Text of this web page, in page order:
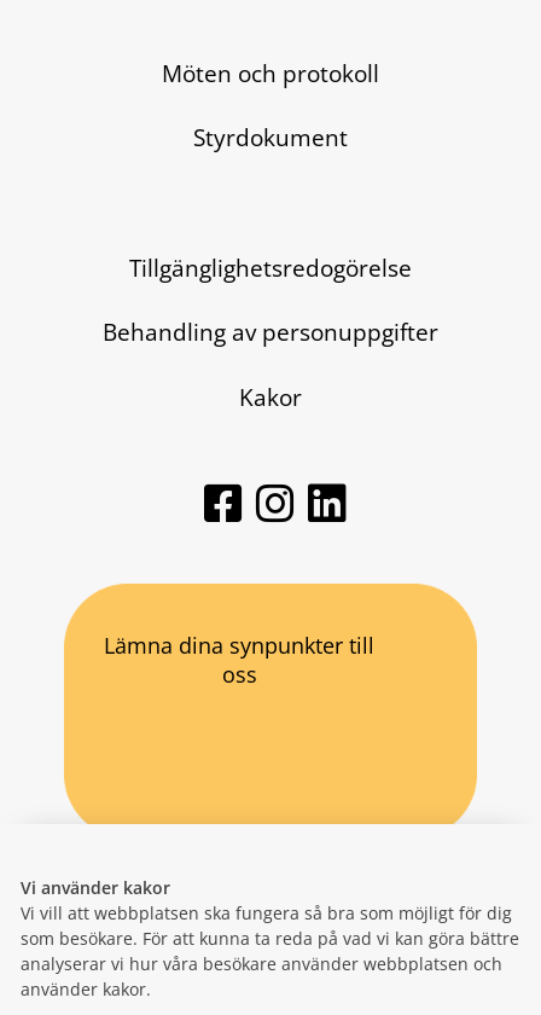
Vi använder kakor
Vi vill att webbplatsen ska fungera så bra som möjligt för dig
som besökare. För att kunna ta reda på vad vi kan göra bättre
analyserar vi hur våra besökare använder webbplatsen och
använder kakor.
Möten och protokoll
Styrdokument
Tillgänglighetsredogörelse
Behandling av personuppgifter
Kakor
Lämna dina synpunkter till
oss